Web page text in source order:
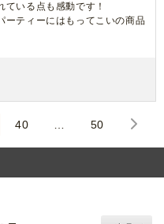
いる点も感動です！
ーティーにはもってこいの商品
40 50